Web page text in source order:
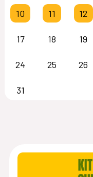
10 11 12
17 18 19
24 25 26
31